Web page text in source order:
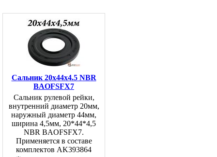
Сальник 20x44x4.5 NBR
BAOFSFX7
Сальник рулевой рейки,
внутренний диаметр 20мм,
наружный диаметр 44мм,
ширина 4,5мм, 20*44*4,5
NBR BAOFSFX7.
Применяется в составе
комплектов AK393864